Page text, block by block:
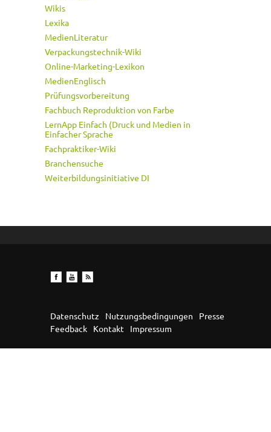
Wikis
Lexika
MedienLiteratur
Verpackungstechnik-Wiki
Online-Marketing-Lexikon
MedienEnglisch
Prüfungsvorbereitung
Fachbuch Reproduktion von Farbe
LernApp Einfach (Druck und Medien in
Einfacher Sprache
Fachpraktiker-Wiki
Branchensuche
Weiterbildungsinitiative DI
Datenschutz Nutzungsbedingungen
Presse
Feedback
Kontakt Impressum